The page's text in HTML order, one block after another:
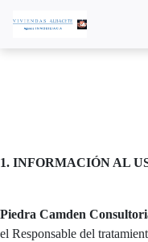
1. INFORMACIÓN AL
Piedra Camden
el Responsable del